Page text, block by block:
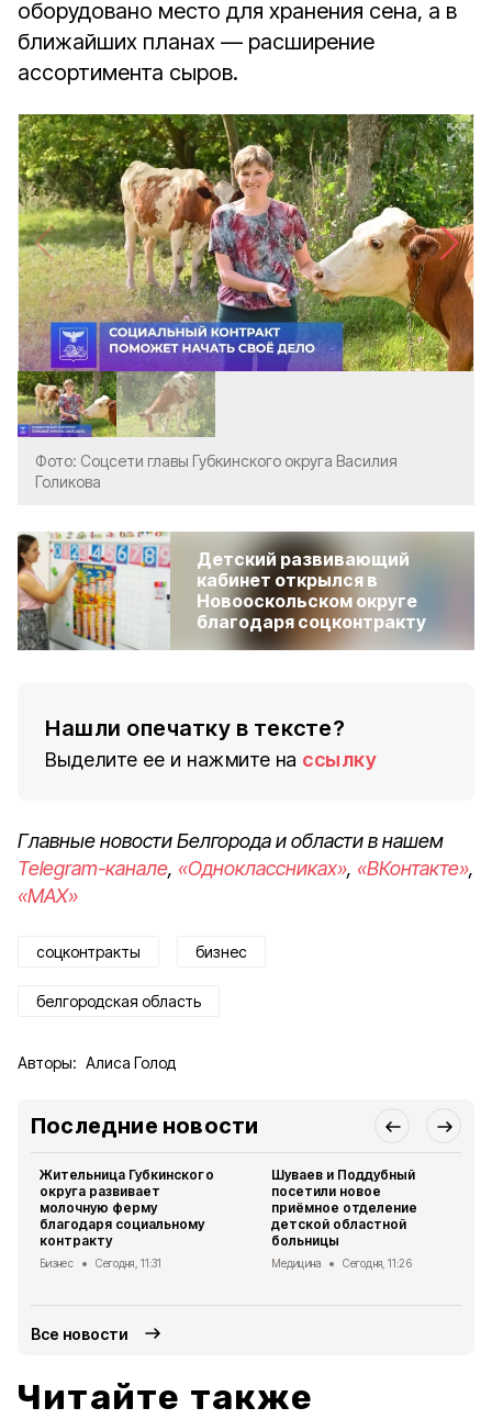
оборудовано место для хранения сена, а в
ближайших планах — расширение
ассортимента сыров.
Фото: Соцсети главы Губкинского округа Василия
Голикова
Детский развивающий
кабинет открылся в
Новооскольском округе
благодаря соцконтракту
Нашли опечатку в тексте?
Выделите ее и нажмите на ссылку
Главные новости Белгорода и области в нашем
Telegram-канале, «Одноклассниках», «ВКонтакте»,
«MAX»
соцконтракты бизнес
белгородская область
Авторы: Алиса Голод
Последние новости
Жительница Губкинского
округа развивает
молочную ферму
благодаря социальному
контракту
Бизнес Сегодня, 11:31
Шуваев и Поддубный
посетили новое
приёмное отделение
детской областной
больницы
Медицина Сегодня, 11:26
Все новости
Читайте также